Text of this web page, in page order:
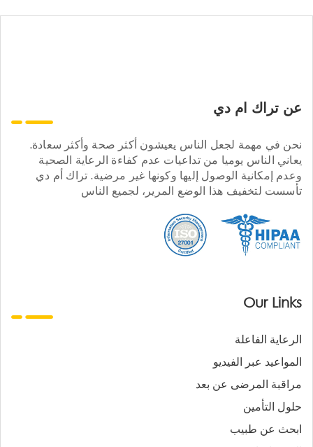
عن تراك ام دي
نحن في مهمة لجعل الناس يعيشون أكثر صحة وأكثر سعادة.
يعاني الناس يوميا من تداعيات عدم كفاءة الرعاية الصحية
وعدم إمكانية الوصول إليها وكونها غير مرضية. تراك أم دي
تأسست لتخفيف هذا الوضع المرير، لجميع الناس
Our Links
الرعاية الفاعلة
المواعيد عبر الفيديو
مراقبة المرضى عن بعد
حلول التأمين
ابحث عن طبيب